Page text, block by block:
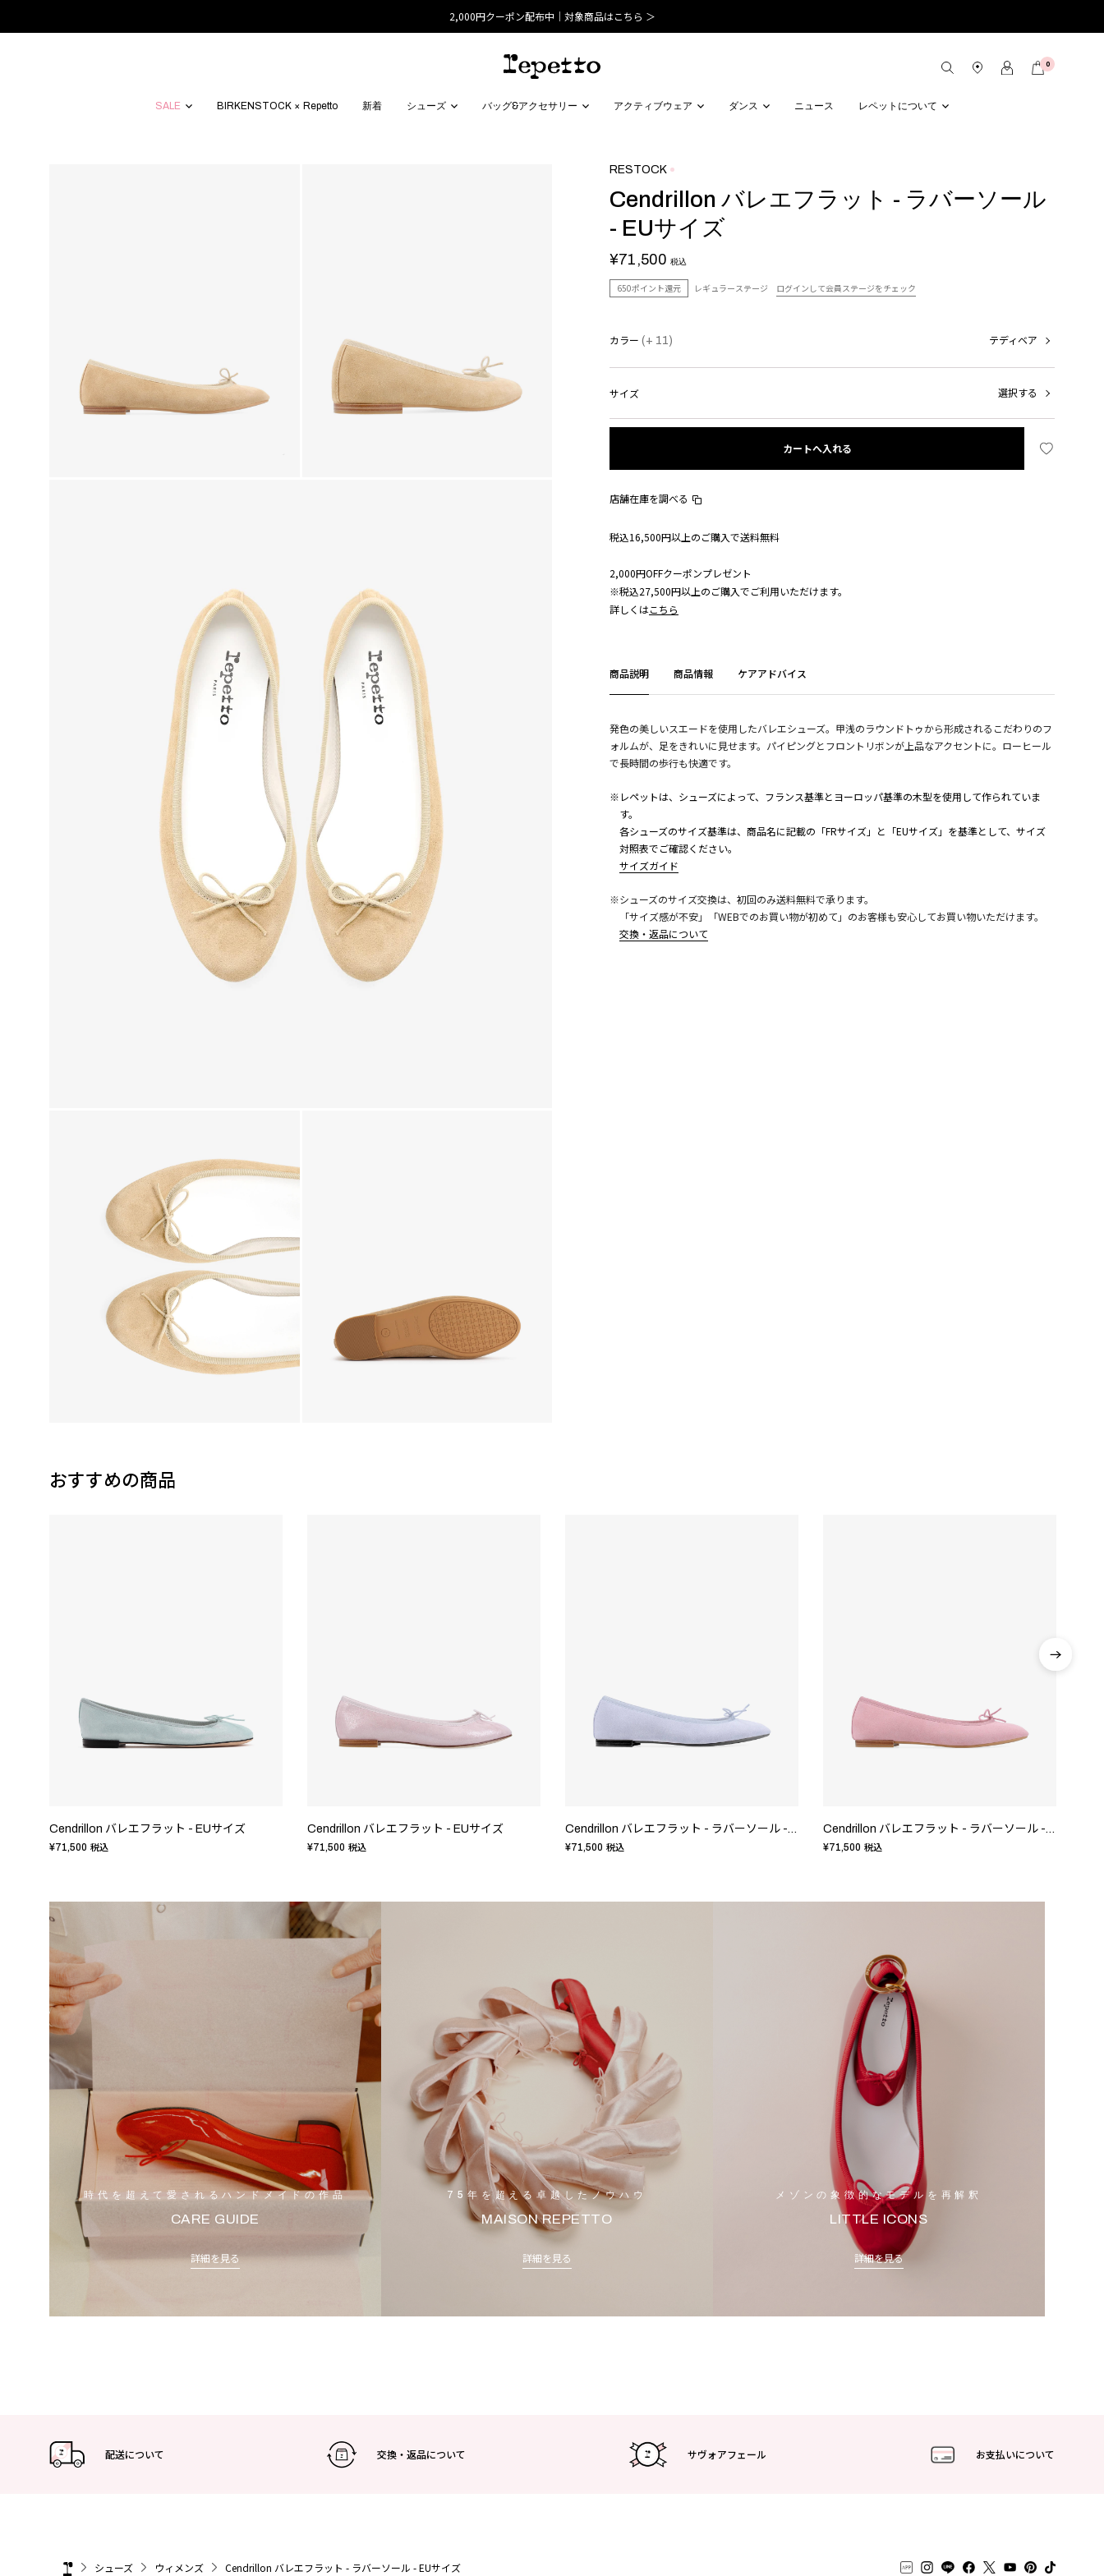
2,000円クーポン配布中｜対象商品はこちら ＞
0
SALE BIRKENSTOCK × Repetto 新着 シューズ バッグ&アクセサリー アクティブウェア ダンス ニュース レペットについて
RESTOCK
Cendrillon バレエフラット - ラバーソール
- EUサイズ
¥71,500 税込
650ポイント還元 レギュラーステージ ログインして会員ステージをチェック
カラー (+ 11) テディベア
サイズ 選択する
カートへ入れる
店舗在庫を調べる
税込16,500円以上のご購入で送料無料
2,000円OFFクーポンプレゼント
※税込27,500円以上のご購入でご利用いただけます。
詳しくはこちら
商品説明 商品情報 ケアアドバイス
発色の美しいスエードを使用したバレエシューズ。甲浅のラウンドトゥから形成されるこだわりのフ
ォルムが、足をきれいに見せます。パイピングとフロントリボンが上品なアクセントに。ローヒール
で長時間の歩行も快適です。
※レペットは、シューズによって、フランス基準とヨーロッパ基準の木型を使用して作られていま
す。
各シューズのサイズ基準は、商品名に記載の「FRサイズ」と「EUサイズ」を基準として、サイズ
対照表でご確認ください。
サイズガイド
※シューズのサイズ交換は、初回のみ送料無料で承ります。
「サイズ感が不安」「WEBでのお買い物が初めて」のお客様も安心してお買い物いただけます。
交換・返品について
こちら
おすすめの商品
Cendrillon バレエフラット - EUサイズ
¥71,500 税込
Cendrillon バレエフラット - EUサイズ
¥71,500 税込
Cendrillon バレエフラット - ラバーソール - EUサイズ
¥71,500 税込
Cendrillon バレエフラット - ラバーソール - EUサイズ
¥71,500 税込
時代を超えて愛されるハンドメイドの作品
CARE GUIDE
詳細を見る
75年を超える卓越したノウハウ
MAISON REPETTO
詳細を見る
メゾンの象徴的なモデルを再解釈
LITTLE ICONS
詳細を見る
配送について 交換・返品について サヴォアフェール お支払いについて
シューズ ウィメンズ Cendrillon バレエフラット - ラバーソール - EUサイズ